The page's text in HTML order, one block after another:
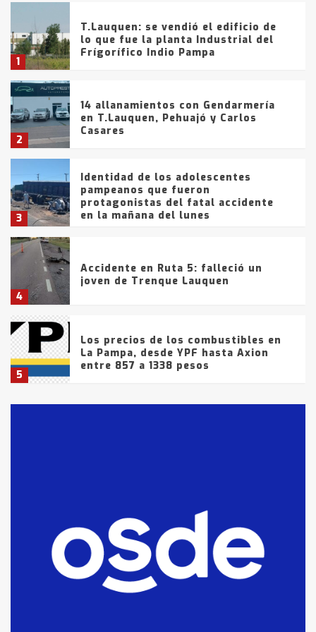
1
T.Lauquen: se vendió el edificio de
lo que fue la planta Industrial del
Frígorífico Indio Pampa
2
14 allanamientos con Gendarmería
en T.Lauquen, Pehuajó y Carlos
Casares
3
Identidad de los adolescentes
pampeanos que fueron
protagonistas del fatal accidente
en la mañana del lunes
4
Accidente en Ruta 5: falleció un
joven de Trenque Lauquen
5
Los precios de los combustibles en
La Pampa, desde YPF hasta Axion
entre 857 a 1338 pesos
fueron detenidos por
comercialización de drogas en la
tarde del sábado
T.Lauquen: se vendió el edificio de
lo que fue la planta Industrial del